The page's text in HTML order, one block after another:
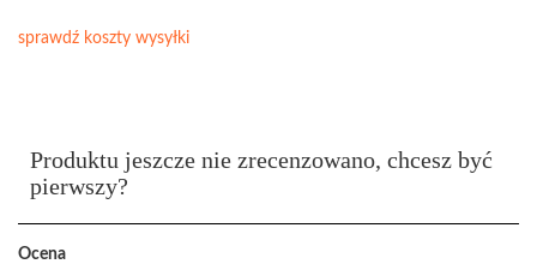
sprawdź koszty wysyłki
Produktu jeszcze nie zrecenzowano, chcesz być
pierwszy?
Ocena